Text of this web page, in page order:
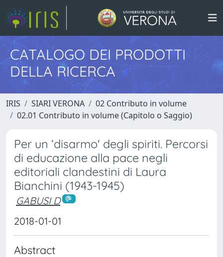
CATALOGO DEI PRODOTTI
DELLA RICERCA
IRIS SIARI VERONA
02 Contributo in volume
02.01 Contributo in volume (Capitolo o Saggio)
Per un ‘disarmo' degli spiriti. Percorsi
di educazione alla pace negli
editoriali clandestini di Laura
Bianchini (1943-1945)
GABUSI D
2018-01-01
Abstract